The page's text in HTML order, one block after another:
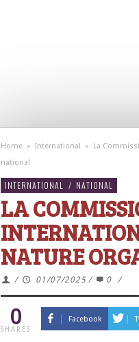
Home » International »
La
national
INTERNATIONAL / NATIONAL
LA
NATURE
/ 01/07/2025 / 0 /
0
SHARES
Facebook